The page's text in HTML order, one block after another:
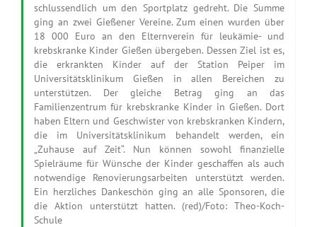
schlussendlich um den Sportplatz gedreht. Die Summe
ging an zwei Gießener Vereine. Zum einen wurden über
18 000 Euro an den Elternverein für leukämie- und
krebskranke Kinder Gießen übergeben. Dessen Ziel ist es,
die erkrankten Kinder auf der Station Peiper im
Universitätsklinikum Gießen in allen Bereichen zu
unterstützen. Der gleiche Betrag ging an das
Familienzentrum für krebskranke Kinder in Gießen. Dort
haben Eltern und Geschwister von krebskranken Kindern,
die im Universitätsklinikum behandelt werden, ein
„Zuhause auf Zeit“. Nun können sowohl finanzielle
Spielräume für Wünsche der Kinder geschaffen als auch
notwendige Renovierungsarbeiten unterstützt werden.
Ein herzliches Dankeschön ging an alle Sponsoren, die
die Aktion unterstützt hatten. (red)/Foto: Theo-Koch-
Schule